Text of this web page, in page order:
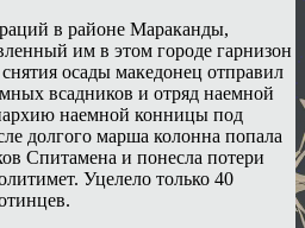
в районе Мараканды,
им в этом городе гарнизон
осады македонец отправил
всадников и отряд наемной
наемной конницы под
долгого марша колонна попала
Спитамена и понесла потери
Уцелело только 40